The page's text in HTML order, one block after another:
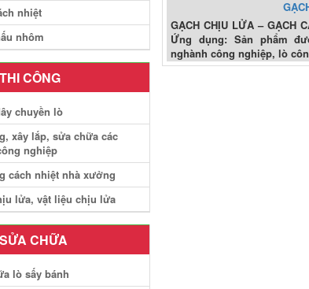
nhiệt
nhôm
CÔNG
chuyền lò
xây lắp, sửa chữa các
nghiệp
cách nhiệt nhà xưởng
lửa, vật liệu chịu lửa
CHỮA
lò sấy bánh
GẠCH CHỊU LỬA – GẠCH
Ứng dụng: Sản phẩm
nghành công nghiệp, lò